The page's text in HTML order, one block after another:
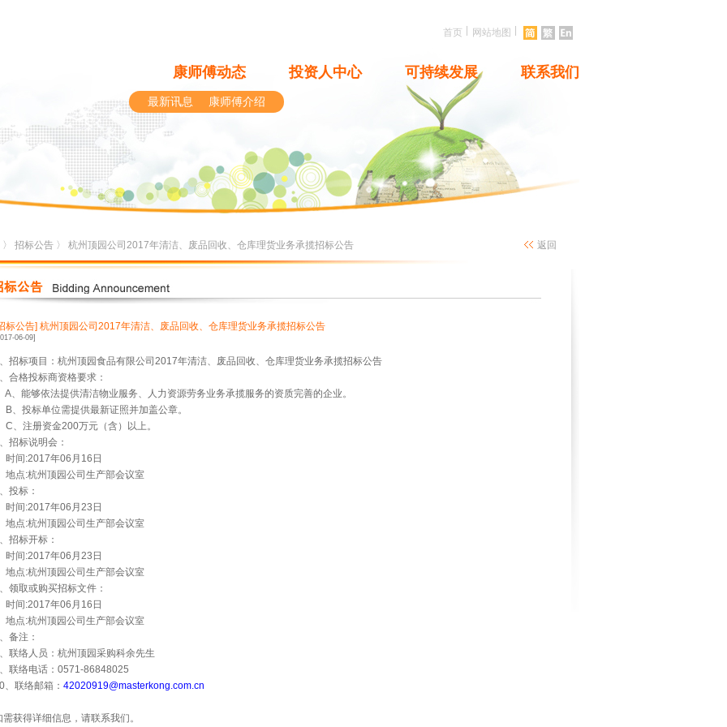
首页 网站地图
康师傅动态 投资人中心 可持续发展 联系我们
最新讯息 康师傅介绍
〉 招标公告 〉 杭州顶园公司2017年清洁、废品回收、仓库理货业务承揽招标公告 返回
标公告] 杭州顶园公司2017年清洁、废品回收、仓库理货业务承揽招标公告
06-09]
、招标项目：杭州顶园食品有限公司 2017年清洁、废品回收、仓库理货业务承揽招标公告
、合格投标商资格要求：
A、能够依法提供清洁物业服务、人力资源劳务业务承揽服务的资质完善的企业。
B、投标单位需提供最新证照并加盖公章。
C、注册资金200万元（含）以上。
、招标说明会：
时间 :2017年06 月 16 日
地点:杭州顶园公司生产部会议室
、投标：
时间 :2017年06 月 23 日
地点:杭州顶园公司生产部会议室
、招标开标：
时间 :2017年06 月 23 日
地点:杭州顶园公司生产部会议室
、领取或购买招标文件：
时间 :2017年06 月 16 日
地点:杭州顶园公司生产部会议室
、备注：
、联络人员：杭州顶园采购科余先生
、联络电话： 0571-86848025
、联络邮箱： 42020919@masterkong.com.cn
需获得详细信息，请联系我们。